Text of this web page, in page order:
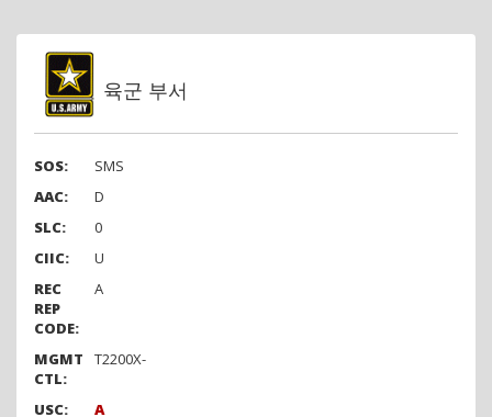
육군 부서
SOS:
SMS
AAC:
D
SLC:
0
CIIC:
U
REC
REP
CODE:
A
MGMT
CTL:
T2200X-
USC:
A